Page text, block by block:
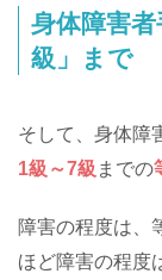
身体障害
級」まで
そして、身体障
1級～7級 までの
障害の程度は、
ほど障害の程度